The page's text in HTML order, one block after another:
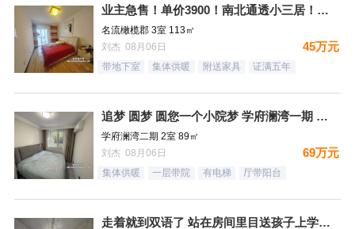
业主急售！单价3900！南北通透小三居！月供1500，结束租
名流橄榄郡 3室 113㎡
刘杰 08月06日
45万元
带地下室 集体供暖 附送家具 证满五年
追梦 圆梦 圆您一个小院梦 学府澜湾一期 一层带小院
学府澜湾二期 2室 89㎡
刘杰 08月06日
69万元
集体供暖 一层带院 有电梯 厅带阳台
走着就到双语了 站在房间里目送孩子上学是一件多么幸福的事情